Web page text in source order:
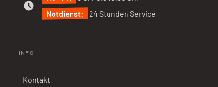
Notdienst:
24 Stunden Service
INFO
Kontakt